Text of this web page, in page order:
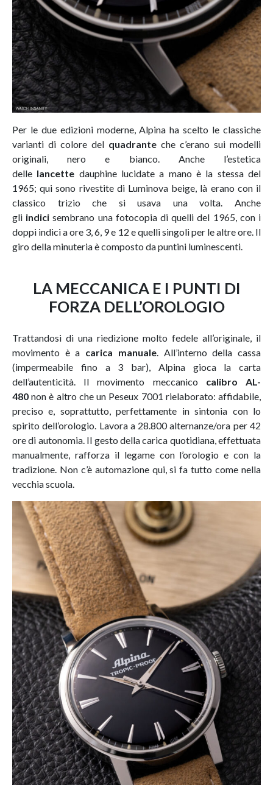
Per le due edizioni moderne, Alpina ha scelto le classiche
varianti di colore del quadrante che c’erano sui modelli
originali, nero e bianco. Anche l’estetica
delle lancette dauphine lucidate a mano è la stessa del
1965; qui sono rivestite di Luminova beige, là erano con il
classico trizio che si usava una volta. Anche
gli indici sembrano una fotocopia di quelli del 1965, con i
doppi indici a ore 3, 6, 9 e 12 e quelli singoli per le altre ore. Il
giro della minuteria è composto da puntini luminescenti.
LA MECCANICA E I PUNTI DI
FORZA DELL’OROLOGIO
Trattandosi di una riedizione molto fedele all’originale, il
movimento è a carica manuale. All’interno della cassa
(impermeabile fino a 3 bar), Alpina gioca la carta
dell’autenticità. Il movimento meccanico calibro AL-
480 non è altro che un Peseux 7001 rielaborato: affidabile,
preciso e, soprattutto, perfettamente in sintonia con lo
spirito dell’orologio. Lavora a 28.800 alternanze/ora per 42
ore di autonomia. Il gesto della carica quotidiana, effettuata
manualmente, rafforza il legame con l’orologio e con la
tradizione. Non c’è automazione qui, si fa tutto come nella
vecchia scuola.